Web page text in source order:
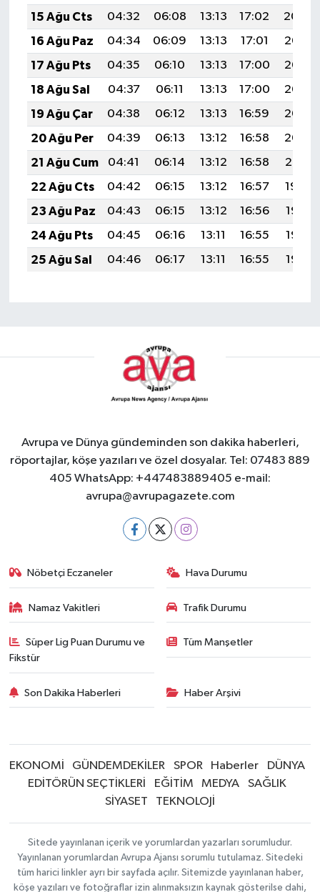
15 Ağu Cts
04:32 06:08 13:13 17:02
20:09
16 Ağu Paz
04:34 06:09 13:13 17:01
20:08
17 Ağu Pts
04:35 06:10 13:13 17:00
20:06
18 Ağu Sal
04:37 06:11 13:13 17:00
20:05
19 Ağu Çar
04:38 06:12 13:13 16:59
20:03
20 Ağu Per
04:39 06:13 13:12 16:58
20:02
21 Ağu Cum
04:41 06:14 13:12 16:58
20:01
22 Ağu Cts
04:42 06:15 13:12 16:57
19:59
23 Ağu Paz
04:43 06:15 13:12 16:56
19:58
24 Ağu Pts
04:45 06:16 13:11 16:55
19:56
25 Ağu Sal
04:46 06:17 13:11 16:55 19:55
Avrupa ve Dünya gündeminden son dakika haberleri,
röportajlar, köşe yazıları ve özel dosyalar. Tel: 07483 889
405 WhatsApp: +447483889405 e-mail:
avrupa@avrupagazete.com
Nöbetçi Eczaneler Hava Durumu
Namaz Vakitleri Trafik Durumu
Süper Lig Puan Durumu ve
Fikstür
Tüm Manşetler
Son Dakika Haberleri Haber Arşivi
EKONOMİ GÜNDEMDEKİLER SPOR Haberler
DÜNYA
EDİTÖRÜN SEÇTİKLERİ
EĞİTİM MEDYA
SAĞLIK
SİYASET
TEKNOLOJİ
Sitede yayınlanan içerik ve yorumlardan yazarları sorumludur.
Yayınlanan yorumlardan Avrupa Ajansı sorumlu tutulamaz. Sitedeki
tüm harici linkler ayrı bir sayfada açılır. Sitemizde yayınlanan haber,
köşe yazıları ve fotoğraflar izin alınmaksızın kaynak gösterilse dahi,